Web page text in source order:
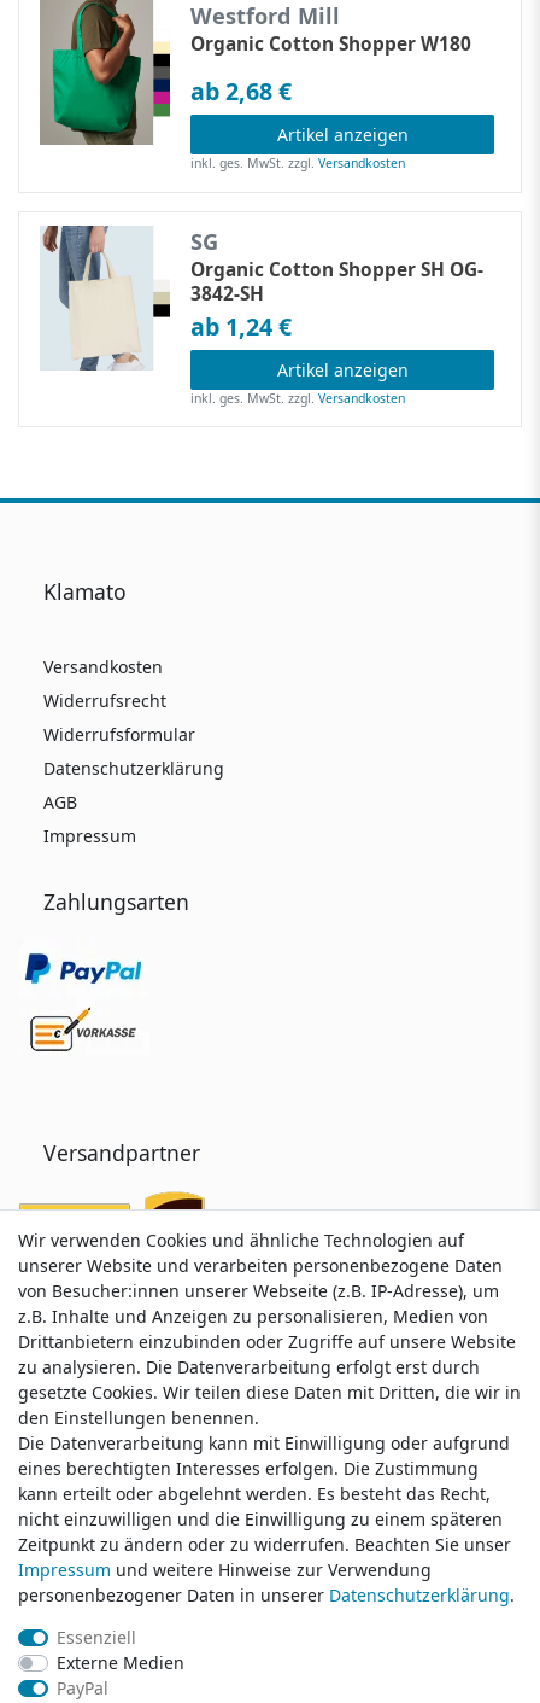
Westford Mill
Organic Cotton Shopper W180
ab 2,68 €
Artikel anzeigen
inkl. ges. MwSt. zzgl.Versandkosten
SG
Organic Cotton Shopper SH OG-
3842-SH
ab 1,24 €
Artikel anzeigen
inkl. ges. MwSt. zzgl.Versandkosten
Klamato
Versandkosten
Widerrufsrecht
Widerrufsformular
Datenschutzerklärung
AGB
Impressum
Zahlungsarten
Versandpartner
Service & Kontakt
Wünschen Sie einen Rückruf?
service@klamato.de
Schreiben Sie uns:
service@klamato.de
Durchschnittliche Bewertung von
Wir verwenden Cookies und ähnliche Technologien auf
unserer Website und verarbeiten personenbezogene Daten
von Besucher:innen unserer Webseite (z.B. IP-Adresse), um
z.B. Inhalte und Anzeigen zu personalisieren, Medien von
Drittanbietern einzubinden oder Zugriffe auf unsere Website
zu analysieren. Die Datenverarbeitung erfolgt erst durch
gesetzte Cookies. Wir teilen diese Daten mit Dritten, die wir in
den Einstellungen benennen.
Die Datenverarbeitung kann mit Einwilligung oder aufgrund
eines berechtigten Interesses erfolgen. Die Zustimmung
kann erteilt oder abgelehnt werden. Es besteht das Recht,
nicht einzuwilligen und die Einwilligung zu einem späteren
Zeitpunkt zu ändern oder zu widerrufen. Beachten Sie unser
Impressum und weitere Hinweise zur Verwendung
personenbezogener Daten in unserer Daten­schutz­erklärung.
Essenziell
Externe Medien
PayPal
Wir verwenden Cookies und ähnliche Technologien auf
unserer Website und verarbeiten personenbezogene Daten
von Besucher:innen unserer Webseite (z.B. IP-Adresse), um
z.B. Inhalte und Anzeigen zu personalisieren, Medien von
Drittanbietern einzubinden oder Zugriffe auf unsere Website
zu analysieren. Die Datenverarbeitung erfolgt erst durch
gesetzte Cookies. Wir teilen diese Daten mit Dritten, die wir in
den Einstellungen benennen.
Die Datenverarbeitung kann mit Einwilligung oder aufgrund
eines berechtigten Interesses erfolgen. Die Zustimmung
kann erteilt oder abgelehnt werden. Es besteht das Recht,
nicht einzuwilligen und die Einwilligung zu einem späteren
Zeitpunkt zu ändern oder zu widerrufen. Beachten Sie unser
Impressum und weitere Hinweise zur Verwendung
personenbezogener Daten in unserer Daten­schutz­erklärung.
Essenziell
Externe Medien
PayPal